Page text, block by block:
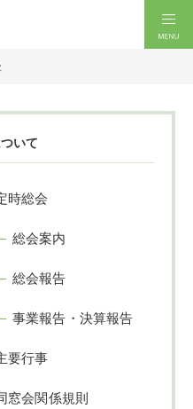
いて
時総会
総会案内
総会報告
事業報告・決算報告
要行事
窓会関係規則